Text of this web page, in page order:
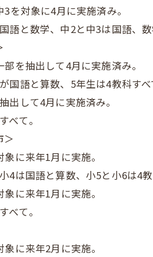
を対象に4月に実施済み。
語と数学、中2と中3は国語、数
を抽出して4月に実施済み。
国語と算数、5年生は4教科すべ
出して4月に実施済み。
べて。
＞
に来年1月に実施。
4は国語と算数、小5と小6は4教
に来年1月に実施。
べて。
に来年2月に実施。